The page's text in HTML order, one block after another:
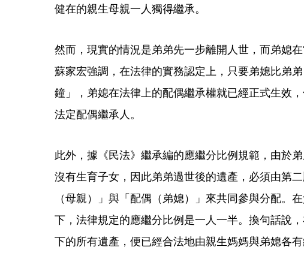
健在的親生母親一人獨得繼承。
然而，現實的情況是弟弟先一步離開人世，而弟媳在
蘇家宏強調，在法律的實務認定上，只要弟媳比弟
鐘」，弟媳在法律上的配偶繼承權就已經正式生效
法定配偶繼承人。
此外，據《民法》繼承編的應繼分比例規範，由於
沒有生育子女，因此弟弟過世後的遺產，必須由第
（母親）」與「配偶（弟媳）」來共同參與分配。
下，法律規定的應繼分比例是一人一半。換句話說
下的所有遺產，便已經合法地由親生媽媽與弟媳各有